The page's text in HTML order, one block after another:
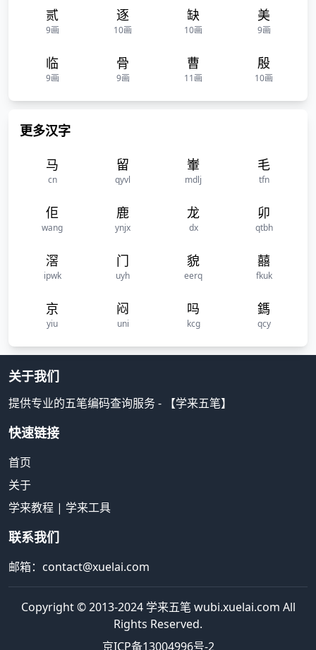
贰
9画
逐
10画
缺
10画
美
9画
临
9画
骨
9画
曹
11画
殷
10画
更多汉字
马
cn
留
qyvl
輋
mdlj
毛
tfn
佢
wang
鹿
ynjx
龙
dx
卯
qtbh
滘
ipwk
门
uyh
貌
eerq
囍
fkuk
京
yiu
闷
uni
吗
kcg
鎷
qcy
关于我们
提供专业的五笔编码查询服务 - 【学来五笔】
快速链接
首页
关于
学来教程 | 学来工具
联系我们
邮箱：contact@xuelai.com
Copyright © 2013-2024 学来五笔 wubi.xuelai.com All
Rights Reserved.
京ICP备13004996号-2